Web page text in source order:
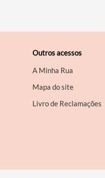
Outros acessos
A Minha Rua
Mapa do site
Livro de Reclamações